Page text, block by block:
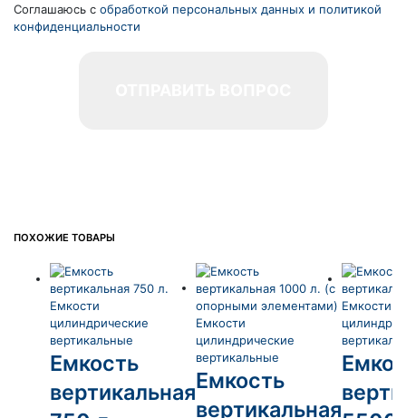
Соглашаюсь с обработкой персональных данных и политикой
конфиденциальности
ПОХОЖИЕ ТОВАРЫ
Емкости
цилиндрические
вертикальные
Емкость
вертикальная
Емкости
цилиндрические
вертикальные
Емкость
вертикальная
Емкости